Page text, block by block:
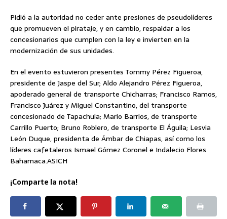
Pidió a la autoridad no ceder ante presiones de pseudolíderes
que promueven el pirataje, y en cambio, respaldar a los
concesionarios que cumplen con la ley e invierten en la
modernización de sus unidades.
En el evento estuvieron presentes Tommy Pérez Figueroa,
presidente de Jaspe del Sur; Aldo Alejandro Pérez Figueroa,
apoderado general de transporte Chicharras; Francisco Ramos,
Francisco Juárez y Miguel Constantino, del transporte
concesionado de Tapachula; Mario Barrios, de transporte
Carrillo Puerto; Bruno Roblero, de transporte El Águila; Lesvia
León Duque, presidenta de Ámbar de Chiapas, así como los
líderes cafetaleros Ismael Gómez Coronel e Indalecio Flores
Bahamaca.ASICH
¡Comparte la nota!